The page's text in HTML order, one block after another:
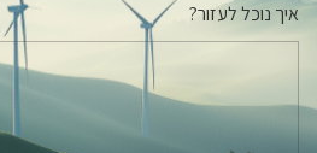
איך נוכל לעזור?